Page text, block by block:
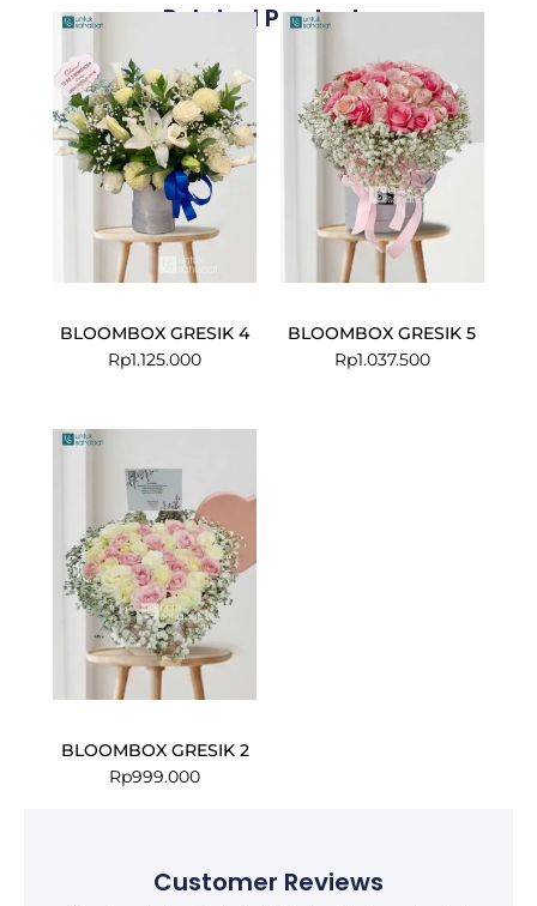
Related Products
BLOOMBOX GRESIK 4
Rp1.125.000
BLOOMBOX GRESIK 5
Rp1.037.500
BLOOMBOX GRESIK 2
Rp999.000
Customer Reviews